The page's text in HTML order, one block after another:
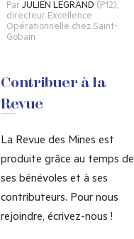
Par JULIEN LEGRAND (P12),
directeur Excellence
Opérationnelle chez Saint-
Gobain
Contribuer à la
Revue
La Revue des Mines est
produite grâce au temps de
ses bénévoles et à ses
contributeurs. Pour nous
rejoindre, écrivez-nous !